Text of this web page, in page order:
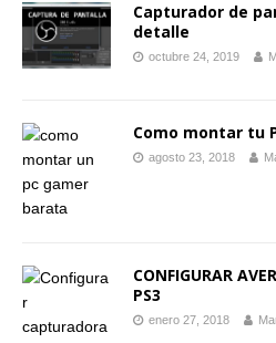
Capturador de
detalle
octubre 24, 2019
Como montar tu
agosto 23, 2018
CONFIGURAR
PS3
enero 27, 2018